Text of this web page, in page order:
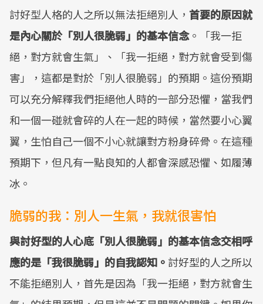
討好型人格的人之所以無法拒絕別人， 首要的原因就
是內心關於「別人很脆弱」的基本信念。「我一拒
絕，對方就會生氣」、「我一拒絕，對方就會受到傷
害」，這都是對於「別人很脆弱」的預期。這份預期
可以充分解釋我們拒絕他人時的一部分恐懼，當我們
和一個一碰就會碎的人在一起的時候，當然要小心翼
翼，生怕自己一個不小心就讓對方粉身碎骨。在這種
預期下，但凡有一點良知的人都會深感恐懼、如履薄
冰。
脆弱的我：別人一生氣，我就很害怕
與討好型的人心底「別人很脆弱」的基本信念交相呼
應的是「我很脆弱」的自我認知。 討好型的人之所以
不能拒絕別人，首先是因為「我一拒絕，對方就會生